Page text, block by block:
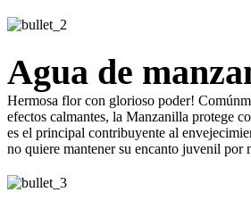
Agua de
Hermosa flor con glorioso poder!
efectos calmantes, la Manzanilla protege
es el principal contribuyente al
no quiere mantener su encanto juvenil por